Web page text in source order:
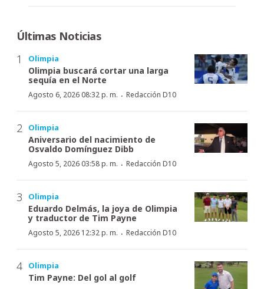
Últimas Noticias
Olimpia
Olimpia buscará cortar una larga
sequía en el Norte
Agosto 6, 2026 08:32 p. m. · Redacción D10
Olimpia
Aniversario del nacimiento de
Osvaldo Domínguez Dibb
Agosto 5, 2026 03:58 p. m. · Redacción D10
Olimpia
Eduardo Delmás, la joya de Olimpia
y traductor de Tim Payne
Agosto 5, 2026 12:32 p. m. · Redacción D10
Olimpia
Tim Payne: Del gol al golf